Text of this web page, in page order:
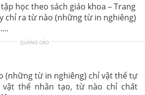
học theo sách giáo khoa – Trang
chỉ ra từ nào (những từ in nghiêng)
QUẢNG CÁO
(những từ in nghiêng) chỉ vật thể tự
thể nhân tạo, từ nào chỉ chất